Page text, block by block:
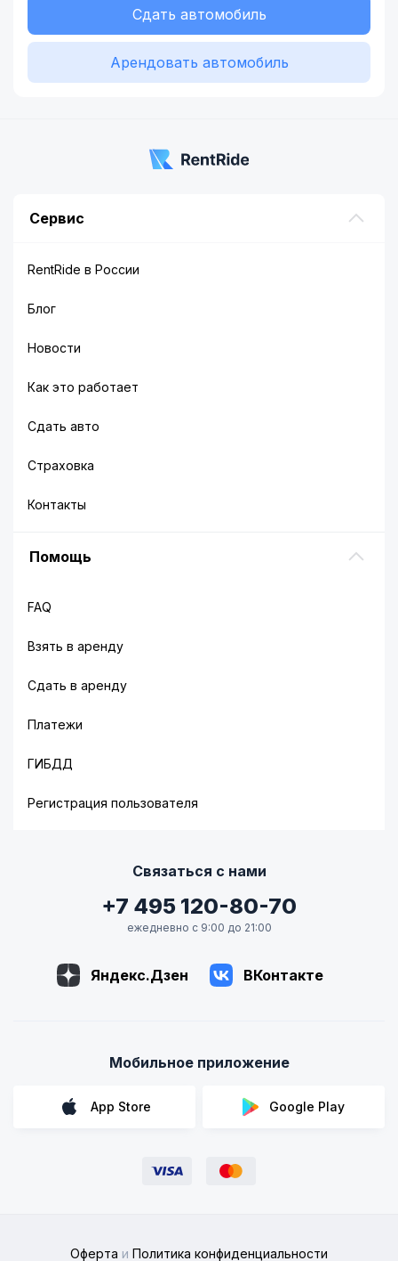
Сдать автомобиль
Арендовать автомобиль
Сервис
RentRide в России
Блог
Новости
Как это работает
Сдать авто
Страховка
Контакты
Помощь
FAQ
Взять в аренду
Сдать в аренду
Платежи
ГИБДД
Регистрация пользователя
Связаться с нами
+7 495 120-80-70
ежедневно с 9:00 до 21:00
Яндекс.Дзен ВКонтакте
Мобильное приложение
App Store Google Play
Оферта и Политика конфиденциальности